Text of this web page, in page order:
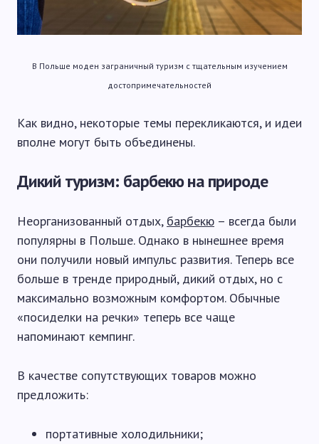
В Польше моден заграничный туризм с тщательным изучением
достопримечательностей
Как видно, некоторые темы перекликаются, и идеи
вполне могут быть объединены.
Дикий туризм: барбекю на природе
Неорганизованный отдых, барбекю – всегда были
популярны в Польше. Однако в нынешнее время
они получили новый импульс развития. Теперь все
больше в тренде природный, дикий отдых, но с
максимально возможным комфортом. Обычные
«посиделки на речки» теперь все чаще
напоминают кемпинг.
В качестве сопутствующих товаров можно
предложить:
портативные холодильники;